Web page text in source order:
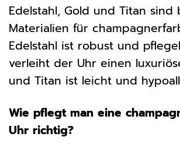
Edelstahl, Gold und Titan sind
Materialien für
Edelstahl ist robust und
verleiht der Uhr einen
und Titan ist leicht und
Wie pflegt man eine
Uhr richtig?